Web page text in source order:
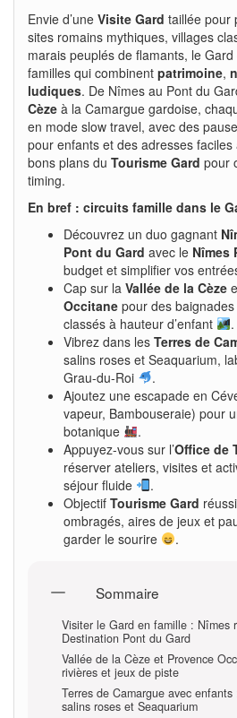
Envie d’une Visite Gard taillée pour
sites romains mythiques, villages
marais peuplés de flamants, le
familles qui combinent patrimoine,
ludiques. De Nîmes au Pont du
Cèze à la Camargue gardoise,
en mode slow travel, avec des
pour enfants et des adresses
bons plans du Tourisme Gard pour
timing.
En bref : circuits famille dans le
Découvrez un duo gagnant
Pont du Gard avec le Nîmes
budget et simplifier vos
Cap sur la Vallée de la Cèze
Occitane pour des
classés à hauteur d’enfant
.
Vibrez dans les Terres de
salins roses et Seaquarium,
Grau-du-Roi
.
Ajoutez une escapade en
vapeur, Bambouseraie) pour
botanique
.
Appuyez-vous sur l’Office de
réserver ateliers, visites et
séjour fluide
.
Objectif Tourisme Gard
ombragés, aires de jeux et
garder le sourire
.
Sommaire
Visiter le Gard en famille : Nîmes
Destination Pont du Gard
Vallée de la Cèze et Provence
rivières et jeux de piste
Terres de Camargue avec enfants
salins roses et Seaquarium